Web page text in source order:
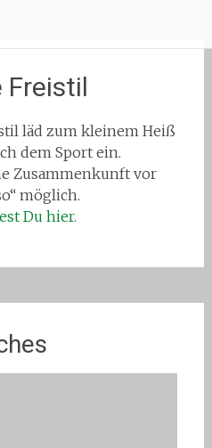
Freistil
läd zum kleinem Heiß
dem Sport ein.
Zusammenkunft vor
möglich.
Du hier.